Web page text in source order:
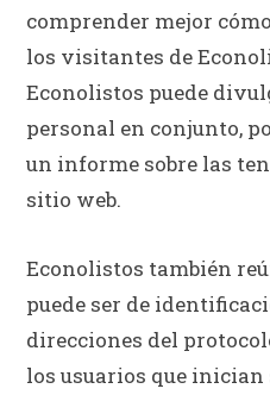
comprender mejor
los visitantes de
Econolistos puede
personal en conjunto,
un informe sobre las
sitio web.
Econolistos también
puede ser de
direcciones del
los usuarios que